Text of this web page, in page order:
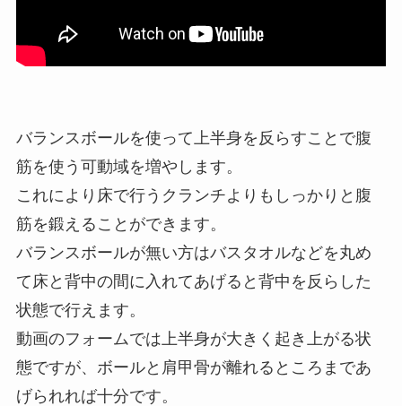
バランスボールを使って上半身を反らすことで腹
筋を使う可動域を増やします。
これにより床で行うクランチよりもしっかりと腹
筋を鍛えることができます。
バランスボールが無い方はバスタオルなどを丸め
て床と背中の間に入れてあげると背中を反らした
状態で行えます。
動画のフォームでは上半身が大きく起き上がる状
態ですが、ボールと肩甲骨が離れるところまであ
げられれば十分です。